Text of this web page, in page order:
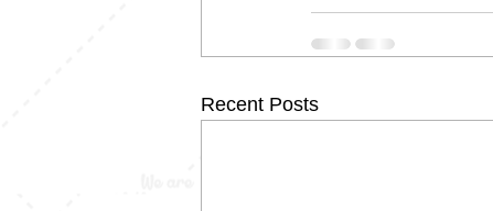
Recent Posts